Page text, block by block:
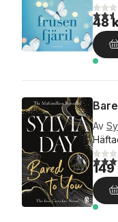
2,6
48
Av
4,0
149